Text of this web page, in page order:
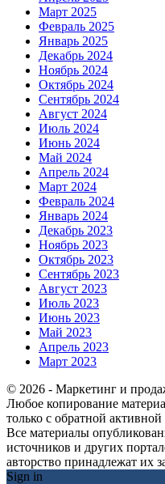
Март 2025
Февраль 2025
Январь 2025
Декабрь 2024
Ноябрь 2024
Октябрь 2024
Сентябрь 2024
Август 2024
Июль 2024
Июнь 2024
Май 2024
Апрель 2024
Март 2024
Февраль 2024
Январь 2024
Декабрь 2023
Ноябрь 2023
Октябрь 2023
Сентябрь 2023
Август 2023
Июль 2023
Июнь 2023
Май 2023
Апрель 2023
Март 2023
© 2026 - Маркетинг и
Любое копирование
только с обратной
Все материалы
источников и других
авторство принадлежат их
Sign in